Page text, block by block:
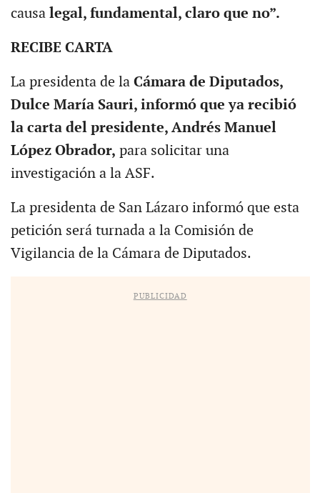
causa legal, fundamental, claro que no”.
RECIBE CARTA
La presidenta de la Cámara de Diputados,
Dulce María Sauri, informó que ya recibió
la carta del presidente, Andrés Manuel
López Obrador, para solicitar una
investigación a la ASF.
La presidenta de San Lázaro informó que esta
petición será turnada a la Comisión de
Vigilancia de la Cámara de Diputados.
PUBLICIDAD